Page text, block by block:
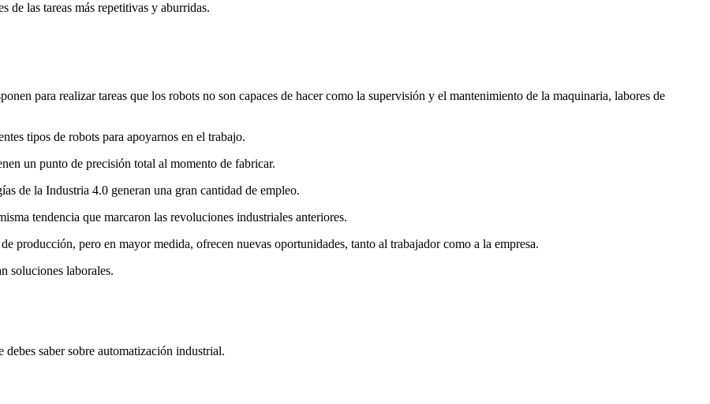
de las tareas más repetitivas y aburridas.
para realizar tareas que los robots no son capaces de hacer como la supervisión y el mantenimiento de la maquinaria, labores de
tipos de robots para apoyarnos en el trabajo.
un punto de precisión total al momento de fabricar.
de la Industria 4.0 generan una gran cantidad de empleo.
tendencia que marcaron las revoluciones industriales anteriores.
producción, pero en mayor medida, ofrecen nuevas oportunidades, tanto al trabajador como a la empresa.
soluciones laborales.
debes saber sobre automatización industrial.